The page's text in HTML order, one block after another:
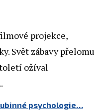
projekce,
Svět zábavy přelomu
ožíval